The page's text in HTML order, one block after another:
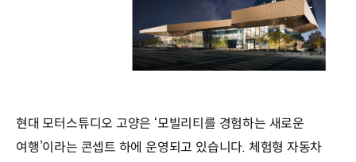
현대 모터스튜디오 고양은 ‘모빌리티를 경험하는 새로운
여행’이라는 콘셉트 하에 운영되고 있습니다. 체험형 자동차